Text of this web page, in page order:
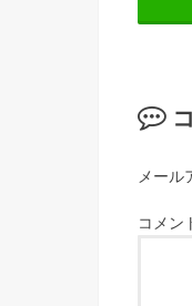
メール
コメン